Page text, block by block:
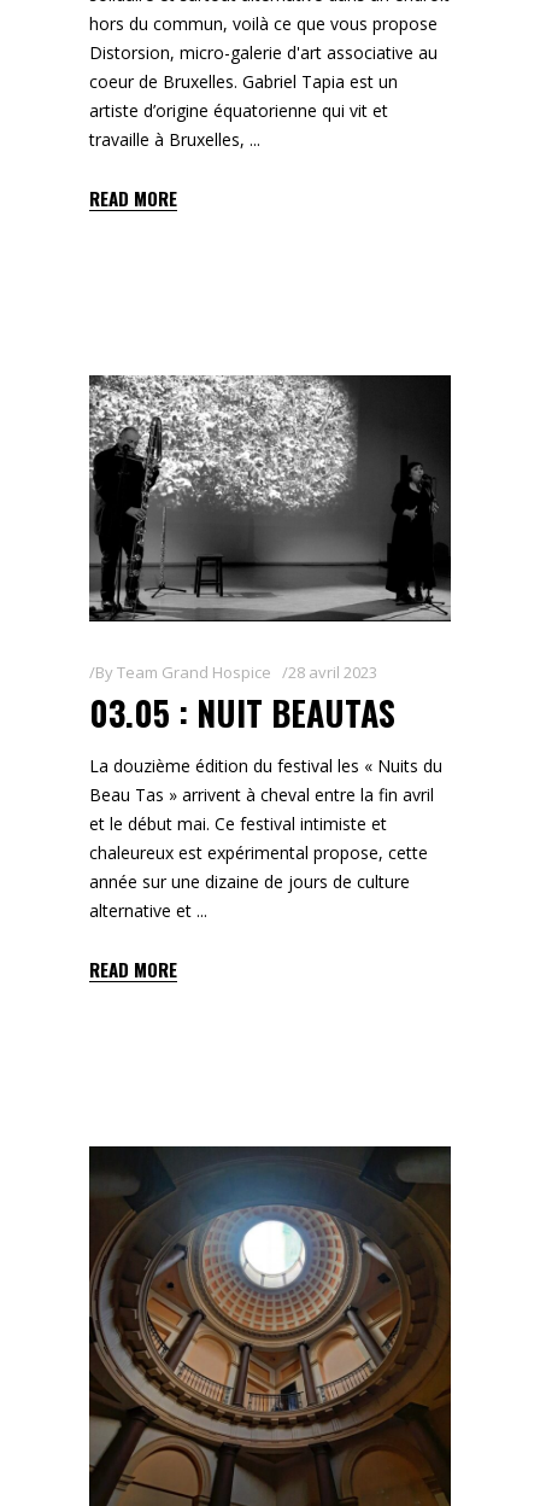
hors du commun, voilà ce que vous propose
Distorsion, micro-galerie d'art associative au
coeur de Bruxelles. Gabriel Tapia est un
artiste d’origine équatorienne qui vit et
travaille à Bruxelles,
READ MORE
ByTeam Grand Hospice 28 avril 2023
03.05 : NUIT BEAUTAS
La douzième édition du festival les « Nuits du
Beau Tas » arrivent à cheval entre la fin avril
et le début mai. Ce festival intimiste et
chaleureux est expérimental propose, cette
année sur une dizaine de jours de culture
alternative et
READ MORE